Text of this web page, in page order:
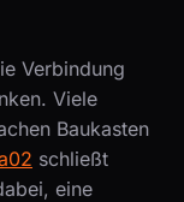
Verbindung
Viele
Baukasten
schließt
eine